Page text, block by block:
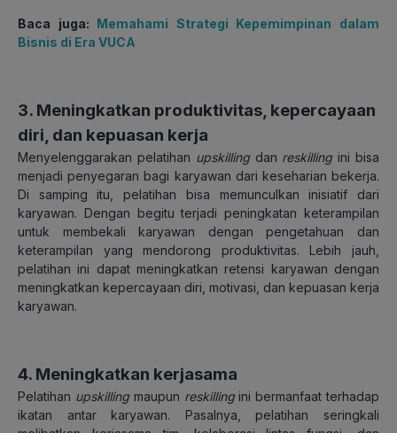
Baca juga: Memahami Strategi Kepemimpinan dalam
Bisnis di Era VUCA
3. Meningkatkan produktivitas, kepercayaan
diri, dan kepuasan kerja
Menyelenggarakan pelatihan upskillingdan reskilling ini bisa
menjadi penyegaran bagi karyawan dari keseharian bekerja.
Di samping itu, pelatihan bisa memunculkan inisiatif dari
karyawan. Dengan begitu terjadi peningkatan keterampilan
untuk membekali karyawan dengan pengetahuan dan
keterampilan yang mendorong produktivitas. Lebih jauh,
pelatihan ini dapat meningkatkan retensi karyawan dengan
meningkatkan kepercayaan diri, motivasi, dan kepuasan kerja
karyawan.
4. Meningkatkan kerjasama
Pelatihan upskillingmaupun reskillingini bermanfaat terhadap
ikatan antar karyawan. Pasalnya, pelatihan seringkali